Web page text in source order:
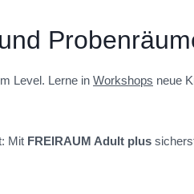
Level. Lerne in Workshops neue
Mit FREIRAUM Adult plus